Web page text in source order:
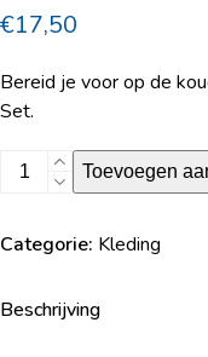
€17,50
Bereid je voor op de
Set.
Muts
aantal
Toevoegen
Categorie: Kleding
Beschrijving